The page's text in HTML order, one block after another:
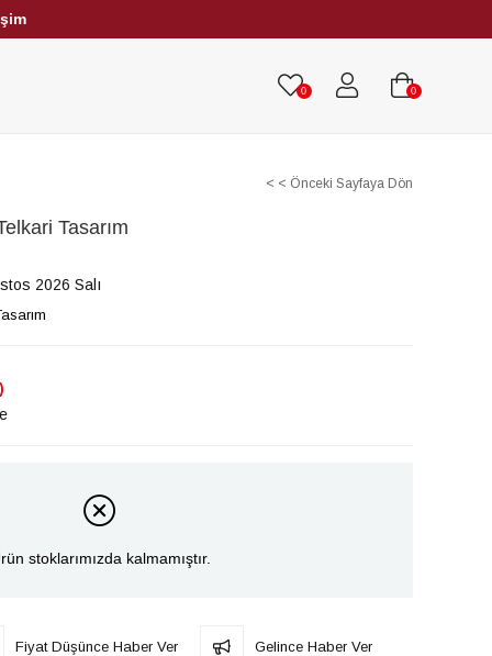
0 0
< < Önceki Sayfaya Dön
Tasarım
2026 Salı
stoklarımızda kalmamıştır.
Fiyat Düşünce Haber Ver Gelince Haber Ver